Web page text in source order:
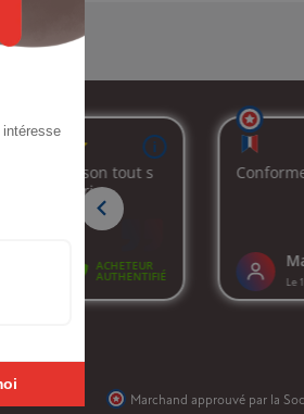
Marchand approuvé par la